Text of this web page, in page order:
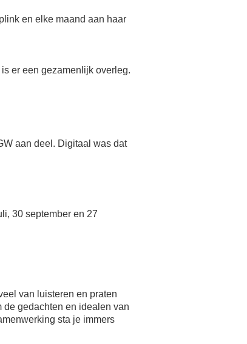
en elke maand aan haar
er een gezamenlijk overleg.
aan deel. Digitaal was dat
30 september en 27
van luisteren en praten
de gedachten en idealen van
sta je immers